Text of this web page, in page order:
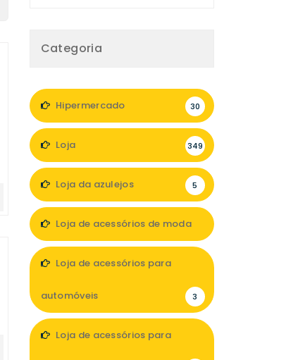
Categoria
Hipermercado 30
Loja 349
Loja da azulejos 5
Loja de acessórios de moda
Loja de acessórios para
automóveis 3
Loja de acessórios para